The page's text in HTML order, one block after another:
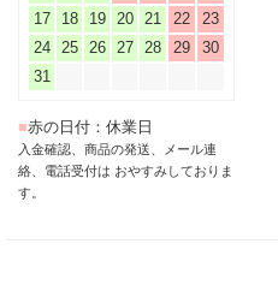
17
18 19 20 21 22
23
24
25 26 27 28 29
30
31
■赤の日付：休業日
入金確認、商品の発送、メール連
絡、電話受付は おやすみしておりま
す。